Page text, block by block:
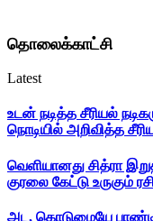
தொலைக்காட்சி
Latest
உடன் நடித்த சீரியல்
நொடியில் அறிவித்த
வெளியானது சித்ரா
குரலை கேட்டு உருகும்
அட, கொடுமையே